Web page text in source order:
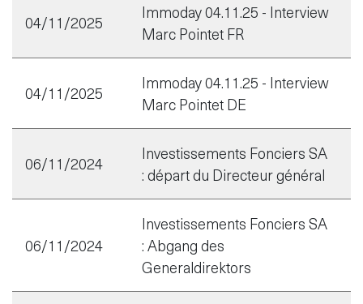
04/11/2025
Immoday 04.11.25 - Interview
Marc Pointet FR
04/11/2025
Immoday 04.11.25 - Interview
Marc Pointet DE
06/11/2024
Investissements Fonciers SA
: départ du Directeur général
06/11/2024
Investissements Fonciers SA
: Abgang des
Generaldirektors